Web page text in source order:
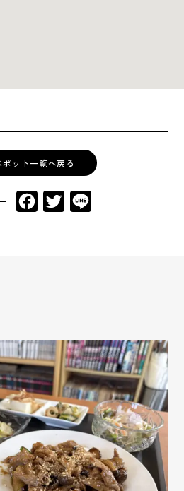
ポット一覧へ戻る
Facebook
Twitter